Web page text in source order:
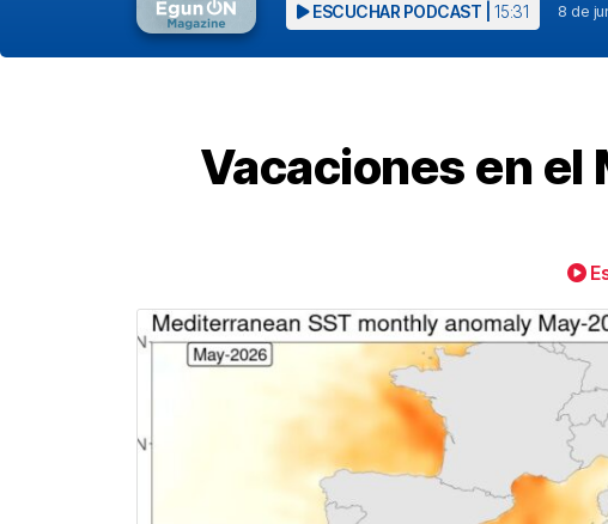
ESCUCHAR PODCAST | 15:31 8 de
Vacaciones en el